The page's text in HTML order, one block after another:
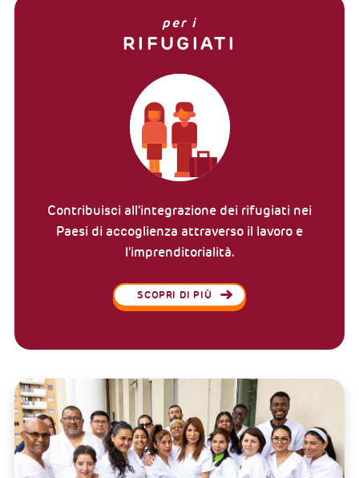
per i
RIFUGIATI
Contribuisci all'integrazione dei rifugiati nei
Paesi di accoglienza attraverso il lavoro e
l'imprenditorialità.
SCOPRI DI PIÙ